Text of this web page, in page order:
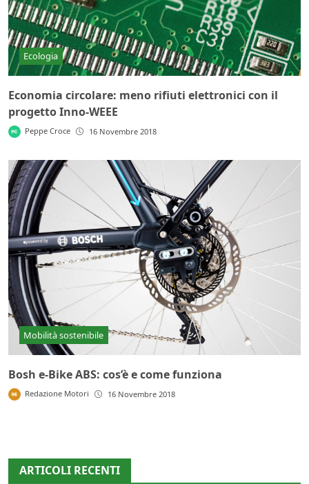
Ecologia
Economia circolare: meno rifiuti elettronici con il
progetto Inno-WEEE
Peppe Croce 16 Novembre 2018
Mobilità sostenibile
Bosh e-Bike ABS: cos’è e come funziona
Redazione Motori 16 Novembre 2018
ARTICOLI RECENTI